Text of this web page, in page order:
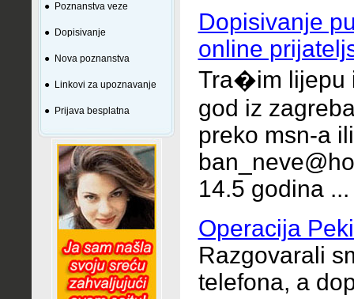
● Poznanstva veze
● Dopisivanje
● Nova poznanstva
● Linkovi za upoznavanje
● Prijava besplatna
Dopisivanje
online
Tra�im lijepu
god iz
preko msn-a
14.5 godina ...
Operacija
Razgovarali
telefona, a